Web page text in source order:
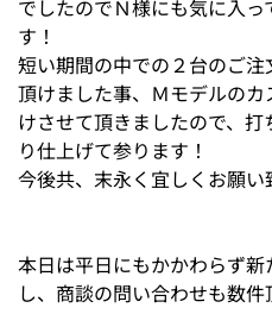
でしたのでＮ様にも気に入
す！
短い期間の中での２台のご
頂けました事、Ｍモデルの
けさせて頂きましたので、
り仕上げて参ります！
今後共、末永く宜しくお願い
本日は平日にもかかわらず
し、商談の問い合わせも数件